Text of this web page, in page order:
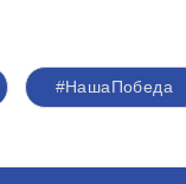
#НашаПобеда